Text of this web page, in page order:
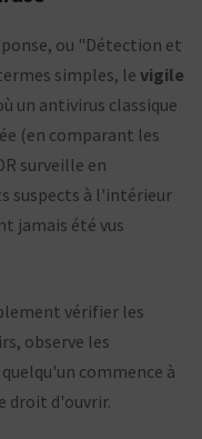
ou "Détection et
simples, le vigile
un antivirus classique
(en comparant les
surveille en
suspects à l'intérieur
jamais été vus
vérifier les
observe les
commence à
droit d'ouvrir.